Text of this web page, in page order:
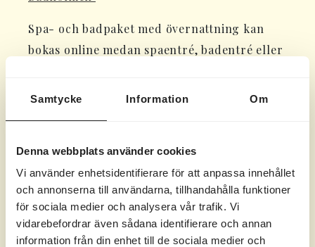
Samtycke Information Om
Denna webbplats använder cookies
Vi använder enhetsidentifierare för att anpassa innehållet
och annonserna till användarna, tillhandahålla funktioner
för sociala medier och analysera vår trafik. Vi
vidarebefordrar även sådana identifierare och annan
information från din enhet till de sociala medier och
Spa- och badpaket med övernattning kan
bokas online medan spaentré, badentré eller
via mejl till
reception@marholmen.se
Tider för Spabehandlingar och massage
bokas direkt online här >>
Observera att våra öppettider kan variera något
under de stora högtidshelgerna.